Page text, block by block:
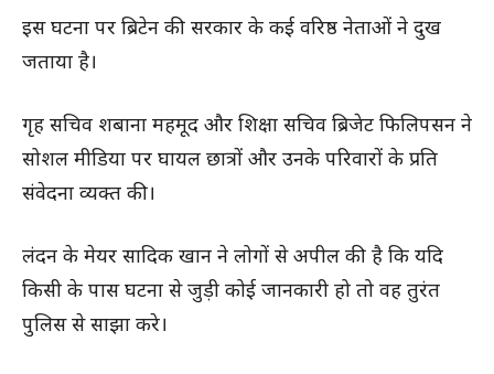
इस घटना पर ब्रिटेन की सरकार के कई वरिष्ठ नेताओं ने दुख
जताया है।
गृह सचिव शबाना महमूद और शिक्षा सचिव ब्रिजेट फिलिपसन ने
सोशल मीडिया पर घायल छात्रों और उनके परिवारों के प्रति
संवेदना व्यक्त की।
लंदन के मेयर सादिक खान ने लोगों से अपील की है कि यदि
किसी के पास घटना से जुड़ी कोई जानकारी हो तो वह तुरंत
पुलिस से साझा करे।